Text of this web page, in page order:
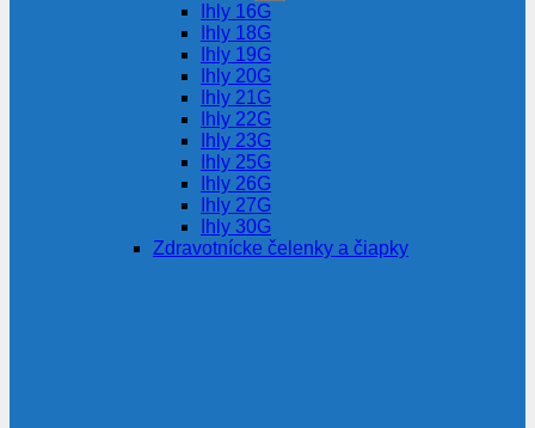
Ihly 16G
Ihly 18G
Ihly 19G
Ihly 20G
Ihly 21G
Ihly 22G
Ihly 23G
Ihly 25G
Ihly 26G
Ihly 27G
Ihly 30G
Zdravotnícke čelenky a čiapky